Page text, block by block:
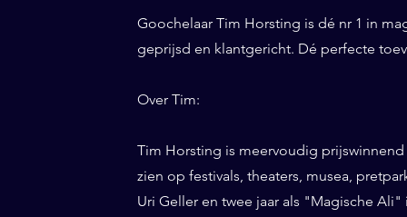
Goochelaar Tim Horsting is dé nr 1 in
geprijsd en klantgericht. Dé perfecte
Over Tim:
Tim Horsting is meervoudig
zien op festivals, theaters, musea,
Uri Geller en twee jaar als "Magische